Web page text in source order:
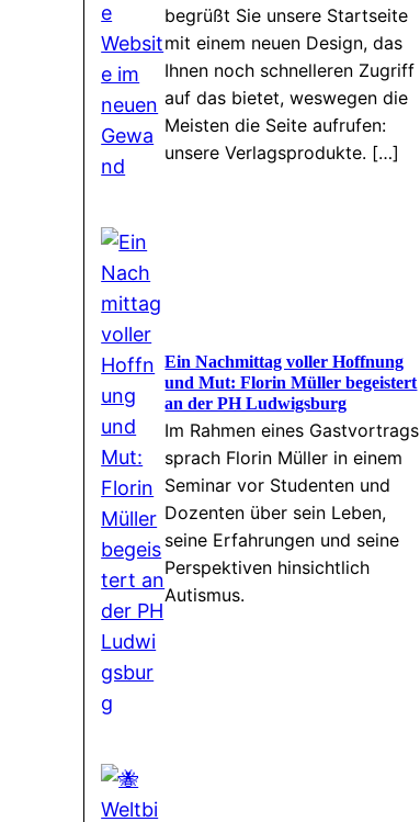
begrüßt Sie unsere Startseite
mit einem neuen Design, das
Ihnen noch schnelleren Zugriff
auf das bietet, weswegen die
Meisten die Seite aufrufen:
unsere Verlagsprodukte. […]
Ein Nachmittag voller Hoffnung
und Mut: Florin Müller begeistert
an der PH Ludwigsburg
Im Rahmen eines Gastvortrags
sprach Florin Müller in einem
Seminar vor Studenten und
Dozenten über sein Leben,
seine Erfahrungen und seine
Perspektiven hinsichtlich
Autismus.